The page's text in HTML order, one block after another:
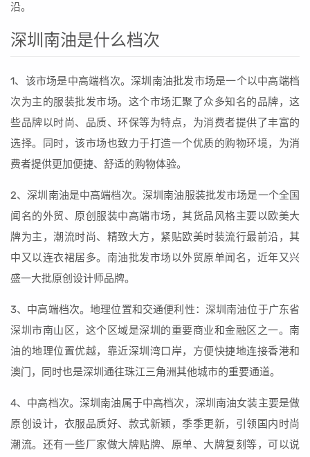
沿。
深圳南油是什么档次
1、该市场是中高端档次。深圳南油批发市场是一个以中高端档
次为主的服装批发市场。这个市场汇聚了众多知名的品牌，这
些品牌以时尚、品质、环保等为特点，为消费者提供了丰富的
选择。同时，该市场也致力于打造一个优质的购物环境，为消
费者提供更加便捷、舒适的购物体验。
2、深圳南油是中高端档次。深圳南油服装批发市场是一个全国
闻名的外贸、原创服装中高端市场，其货品风格主要以欧美大
牌为主，潮流时尚、精致大方，紧贴欧美时装流行最前沿，其
中又以连衣裙居多。南油批发市场以外贸原单闻名，近年又兴
盛一大批原创设计师品牌。
3、中高端档次。地理位置和交通便利性：深圳南油位于广东省
深圳市南山区，这个区域是深圳的重要商业和金融区之一。南
油的地理位置优越，靠近深圳湾口岸，方便快捷地连接香港和
澳门，同时也是深圳通往珠江三角洲其他城市的重要通道。
4、中高档次。深圳南油属于中高档次，深圳南油女装主要是做
原创设计，衣服品质好、款式新颖，季季更新，引领国内时尚
潮流。还有一些厂家做大牌贴牌、原单、大牌复刻等，可以说